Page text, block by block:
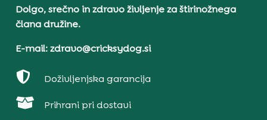
Dolgo, srečno in zdravo življenje za štirinožnega
člana družine.
E-mail: zdravo@cricksydog.si
 Doživljenjska garancija
 Prihrani pri dostavi